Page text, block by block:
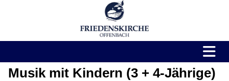
Musik mit Kindern (3 + 4-Jährige)